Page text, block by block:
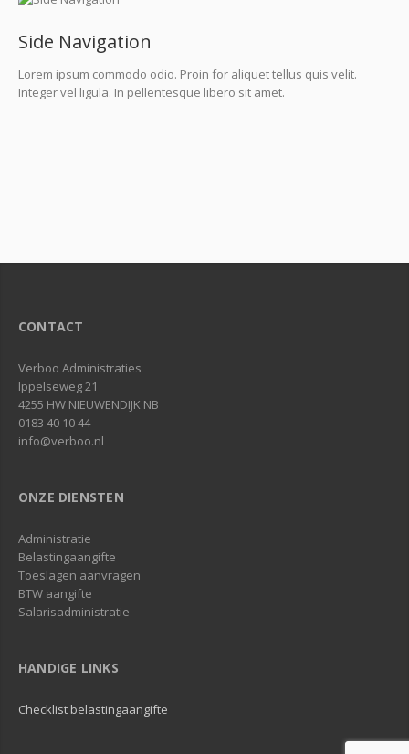
Side Navigation
Lorem ipsum commodo odio. Proin for aliquet tellus quis velit.
Integer vel ligula. In pellentesque libero sit amet.
CONTACT
Verboo Administraties
Ippelseweg 21
4255 HW NIEUWENDIJK NB
0183 40 10 44
info@verboo.nl
ONZE DIENSTEN
Administratie
Belastingaangifte
Toeslagen aanvragen
BTW aangifte
Salarisadministratie
HANDIGE LINKS
Checklist belastingaangifte